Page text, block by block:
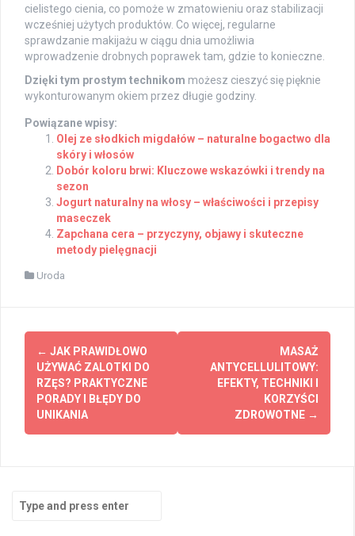
cielistego cienia, co pomoże w zmatowieniu oraz stabilizacji
wcześniej użytych produktów. Co więcej, regularne
sprawdzanie makijażu w ciągu dnia umożliwia
wprowadzenie drobnych poprawek tam, gdzie to konieczne.
Dzięki tym prostym technikom możesz cieszyć się pięknie
wykonturowanym okiem przez długie godziny.
Powiązane wpisy:
Olej ze słodkich migdałów – naturalne bogactwo dla
skóry i włosów
Dobór koloru brwi: Kluczowe wskazówki i trendy na
sezon
Jogurt naturalny na włosy – właściwości i przepisy
maseczek
Zapchana cera – przyczyny, objawy i skuteczne
metody pielęgnacji
Uroda
Post
navigation
← JAK PRAWIDŁOWO
UŻYWAĆ ZALOTKI DO
RZĘS? PRAKTYCZNE
PORADY I BŁĘDY DO
UNIKANIA
MASAŻ
ANTYCELLULITOWY:
EFEKTY, TECHNIKI I
KORZYŚCI
ZDROWOTNE →
for: